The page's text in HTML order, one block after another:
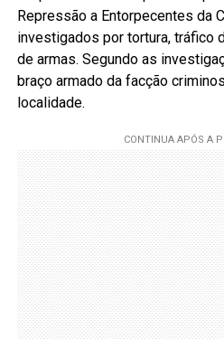
Repressão a Entorpecentes da
investigados por tortura, tráfico
de armas. Segundo as
braço armado da facção
localidade.